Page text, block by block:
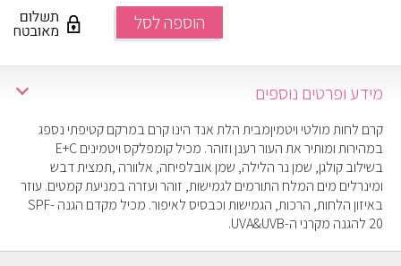
הוספה לסל
מידע ופרטים נוספים
קרם לחות מולטי ויטמיןמבית הלת אנד הינו קרם במרקם קטיפתי נספג
במהירות ומותיר את העור רענן וזוהר. מכיל קומפלקס ויטמינים E+C
בשילוב קולגן, שמן נר הלילה, שמן אובלפיחה, אלוורה ,תמצית דבש
ומינרלים מים המלח התורמים לגמישות, זוהר ועזרה במניעת קמטים. עוזר
באיזון הלחות, הרכות, הגמישות וכבסיס לאיפור. מכיל מקדם הגנה SPF-
20 להגנה מקרני ה-UVA&UVB.